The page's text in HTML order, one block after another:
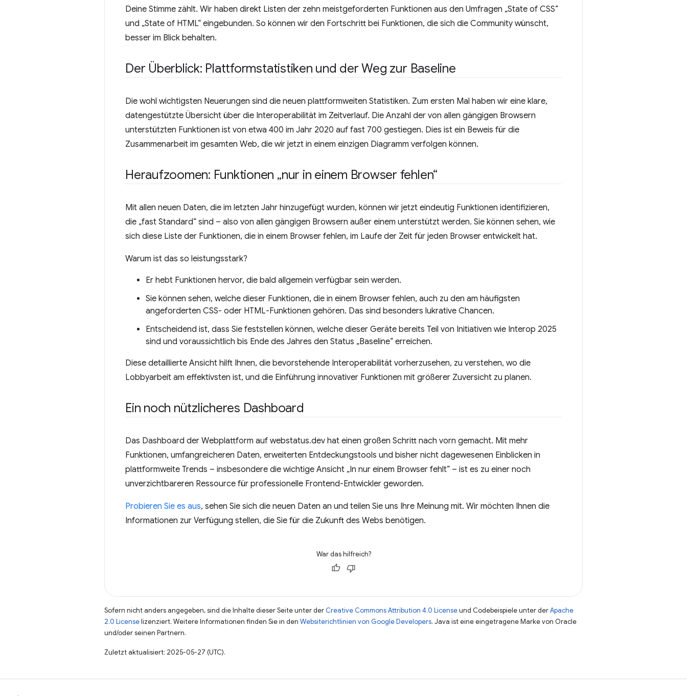
Deine Stimme zählt. Wir haben direkt Listen der zehn meistgeforderten Funktionen aus den Umfragen „State of CSS“
und „State of HTML“ eingebunden. So können wir den Fortschritt bei Funktionen, die sich die Community wünscht,
besser im Blick behalten.
Der Überblick: Plattformstatistiken und der Weg zur Baseline
Die wohl wichtigsten Neuerungen sind die neuen plattformweiten Statistiken. Zum ersten Mal haben wir eine klare,
datengestützte Übersicht über die Interoperabilität im Zeitverlauf. Die Anzahl der von allen gängigen Browsern
unterstützten Funktionen ist von etwa 400 im Jahr 2020 auf fast 700 gestiegen. Dies ist ein Beweis für die
Zusammenarbeit im gesamten Web, die wir jetzt in einem einzigen Diagramm verfolgen können.
Heraufzoomen: Funktionen „nur in einem Browser fehlen“
Mit allen neuen Daten, die im letzten Jahr hinzugefügt wurden, können wir jetzt eindeutig Funktionen identifizieren,
die „fast Standard“ sind – also von allen gängigen Browsern außer einem unterstützt werden. Sie können sehen, wie
sich diese Liste der Funktionen, die in einem Browser fehlen, im Laufe der Zeit für jeden Browser entwickelt hat.
Warum ist das so leistungsstark?
Er hebt Funktionen hervor, die bald allgemein verfügbar sein werden.
Sie können sehen, welche dieser Funktionen, die in einem Browser fehlen, auch zu den am häufigsten
angeforderten CSS- oder HTML-Funktionen gehören. Das sind besonders lukrative Chancen.
Entscheidend ist, dass Sie feststellen können, welche dieser Geräte bereits Teil von Initiativen wie Interop 2025
sind und voraussichtlich bis Ende des Jahres den Status „Baseline“ erreichen.
Diese detaillierte Ansicht hilft Ihnen, die bevorstehende Interoperabilität vorherzusehen, zu verstehen, wo die
Lobbyarbeit am effektivsten ist, und die Einführung innovativer Funktionen mit größerer Zuversicht zu planen.
Ein noch nützlicheres Dashboard
Das Dashboard der Webplattform auf webstatus.dev hat einen großen Schritt nach vorn gemacht. Mit mehr
Funktionen, umfangreicheren Daten, erweiterten Entdeckungstools und bisher nicht dagewesenen Einblicken in
plattformweite Trends – insbesondere die wichtige Ansicht „In nur einem Browser fehlt“ – ist es zu einer noch
unverzichtbareren Ressource für professionelle Frontend-Entwickler geworden.
Probieren Sie es aus, sehen Sie sich die neuen Daten an und teilen Sie uns Ihre Meinung mit. Wir möchten Ihnen die
Informationen zur Verfügung stellen, die Sie für die Zukunft des Webs benötigen.
War das hilfreich?
Sofern nicht anders angegeben, sind die Inhalte dieser Seite unter der Creative Commons Attribution 4.0 Licenseund Codebeispiele unter derApache
2.0 Licenselizenziert. Weitere Informationen finden Sie in den Websiterichtlinien von Google Developers. Java ist eine eingetragene Marke von Oracle
und/oder seinen Partnern.
Zuletzt aktualisiert: 2025-05-27 (UTC).